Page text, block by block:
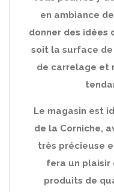
en ambiance
donner des idées
soit la surface de
de carrelage et
Le magasin est
de la Corniche,
très précieuse
fera un plaisir
produits de